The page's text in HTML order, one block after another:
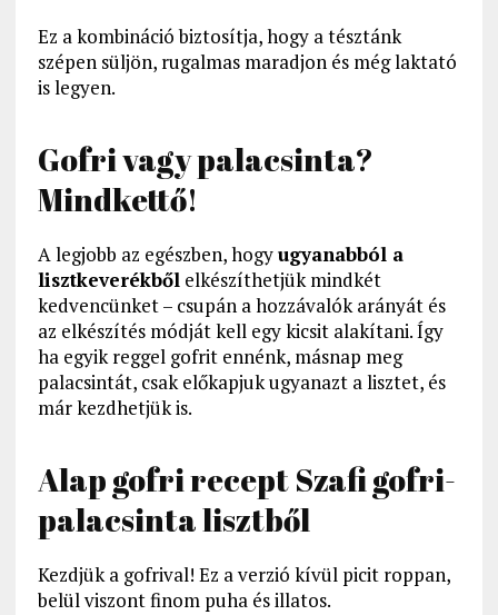
Ez a kombináció biztosítja, hogy a tésztánk
szépen süljön, rugalmas maradjon és még laktató
is legyen.
Gofri vagy palacsinta?
Mindkettő!
A legjobb az egészben, hogyugyanabból a
lisztkeverékbőlelkészíthetjük mindkét
kedvencünket – csupán a hozzávalók arányát és
az elkészítés módját kell egy kicsit alakítani. Így
ha egyik reggel gofrit ennénk, másnap meg
palacsintát, csak előkapjuk ugyanazt a lisztet, és
már kezdhetjük is.
Alap gofri recept Szafi gofri-
palacsinta lisztből
Kezdjük a gofrival! Ez a verzió kívül picit roppan,
belül viszont finom puha és illatos.